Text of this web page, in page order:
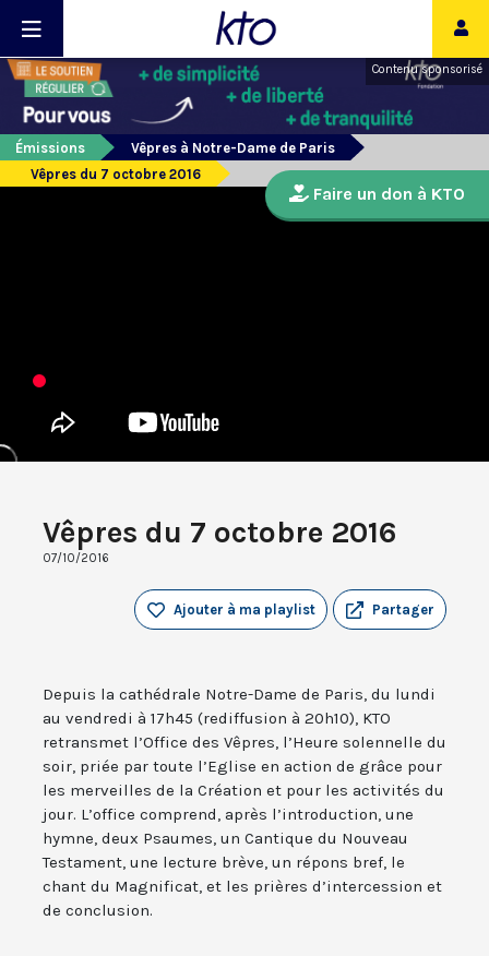
Contenu sponsorisé
Émissions
Vêpres à Notre-Dame de Paris
Vêpres du 7 octobre 2016
Vêpres du 7 octobre 2016
07/10/2016
Partager
Ajouter à ma playlist
Depuis la cathédrale Notre-Dame de Paris, du lundi
au vendredi à 17h45 (rediffusion à 20h10), KTO
retransmet l’Office des Vêpres, l’Heure solennelle du
soir, priée par toute l’Eglise en action de grâce pour
les merveilles de la Création et pour les activités du
jour. L’office comprend, après l’introduction, une
hymne, deux Psaumes, un Cantique du Nouveau
Testament, une lecture brève, un répons bref, le
chant du Magnificat, et les prières d’intercession et
de conclusion.
Faire un don à KTO